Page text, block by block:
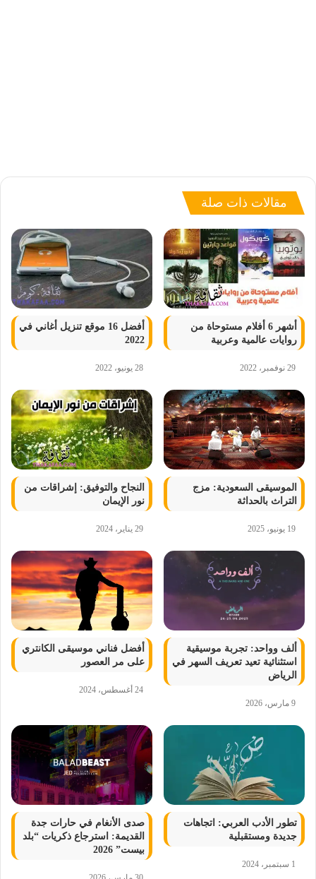
مقالات ذات صلة
أشهر 6 أفلام مستوحاة من
روايات عالمية وعربية
29 نوفمبر، 2022
أفضل 16 موقع تنزيل أغاني في
2022
28 يونيو، 2022
الموسيقى السعودية: مزج
التراث بالحداثة
19 يونيو، 2025
النجاح والتوفيق: إشراقات من
نور الإيمان
29 يناير، 2024
ألف وواحد: تجربة موسيقية
استثنائية تعيد تعريف السهر في
الرياض
9 مارس، 2026
أفضل فناني موسيقى الكانتري
على مر العصور
24 أغسطس، 2024
تطور الأدب العربي: اتجاهات
جديدة ومستقبلية
1 سبتمبر، 2024
صدى الأنغام في حارات جدة
القديمة: استرجاع ذكريات “بلد
بيست” 2026